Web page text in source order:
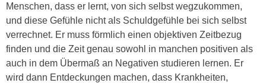
Menschen, dass er lernt, von sich selbst wegzukommen,
und diese Gefühle nicht als Schuldgefühle bei sich selbst
verrechnet. Er muss förmlich einen objektiven Zeitbezug
finden und die Zeit genau sowohl in manchen positiven als
auch in dem Übermaß an Negativen studieren lernen. Er
wird dann Entdeckungen machen, dass Krankheiten,